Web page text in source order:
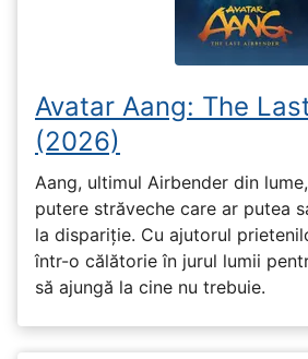
Avatar Aang: The
(2026)
Aang, ultimul Airbender din
putere străveche care ar putea
la dispariție. Cu ajutorul
într-o călătorie în jurul lumii
să ajungă la cine nu trebuie.